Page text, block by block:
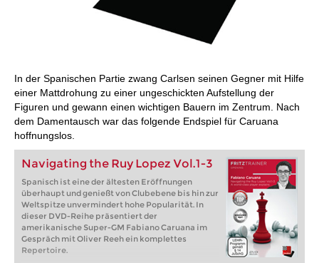
In der Spanischen Partie zwang Carlsen seinen Gegner mit Hilfe
einer Mattdrohung zu einer ungeschickten Aufstellung der
Figuren und gewann einen wichtigen Bauern im Zentrum. Nach
dem Damentausch war das folgende Endspiel für Caruana
hoffnungslos.
Navigating the Ruy Lopez Vol.1-3
Spanisch ist eine der ältesten Eröffnungen
überhaupt und genießt von Clubebene bis hin zur
Weltspitze unvermindert hohe Popularität. In
dieser DVD-Reihe präsentiert der
amerikanische Super-GM Fabiano Caruana im
Gespräch mit Oliver Reeh ein komplettes
Repertoire.